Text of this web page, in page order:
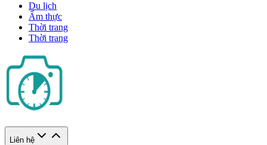
Du lịch
Ẩm thực
Thời trang
Thời trang
Liên hệ